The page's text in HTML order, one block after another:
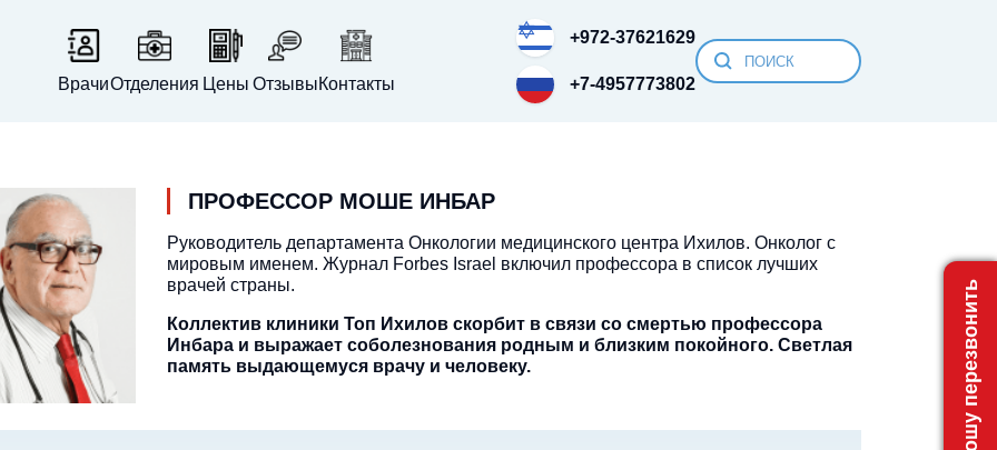
ВрачиОтделения Цены ОтзывыКонтакты
+972-37621629
+7-4957773802
ПРОФЕССОР МОШЕ ИНБАР
Руководитель департамента Онкологии медицинского центра Ихилов. Онколог с
мировым именем. Журнал Forbes Israel включил профессора в список лучших
врачей страны.
Коллектив клиники Топ Ихилов скорбит в связи со смертью профессора
Инбара и выражает соболезнования родным и близким покойного. Светлая
память выдающемуся врачу и человеку.
Прошу перезвонить